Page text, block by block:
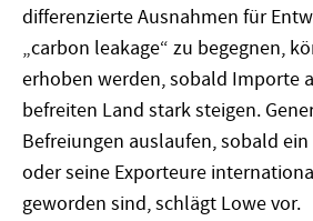
differenzierte Ausnahmen für
„carbon leakage“ zu begegnen,
erhoben werden, sobald Importe
befreiten Land stark steigen.
Befreiungen auslaufen, sobald
oder seine Exporteure
geworden sind, schlägt Lowe vor.